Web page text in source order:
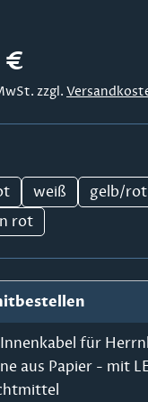
€
zzgl.
weiß gelb/rot
rot
für
aus Papier - mit